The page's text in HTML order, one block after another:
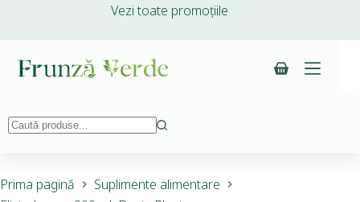
Vezi toate promoțiile
Prima pagină
Suplimente alimentare